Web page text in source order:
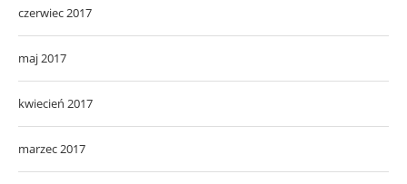
czerwiec 2017
maj 2017
kwiecień 2017
marzec 2017